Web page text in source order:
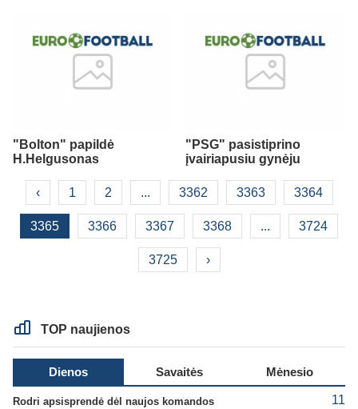
"Bolton" papildė
H.Helgusonas
"PSG" pasistiprino
įvairiapusiu gynėju
‹ 1 2 ... 3362 3363 3364
3365 3366 3367 3368 ... 3724
3725 ›
TOP naujienos
Dienos Savaitės Mėnesio
Rodri apsisprendė dėl naujos komandos 11